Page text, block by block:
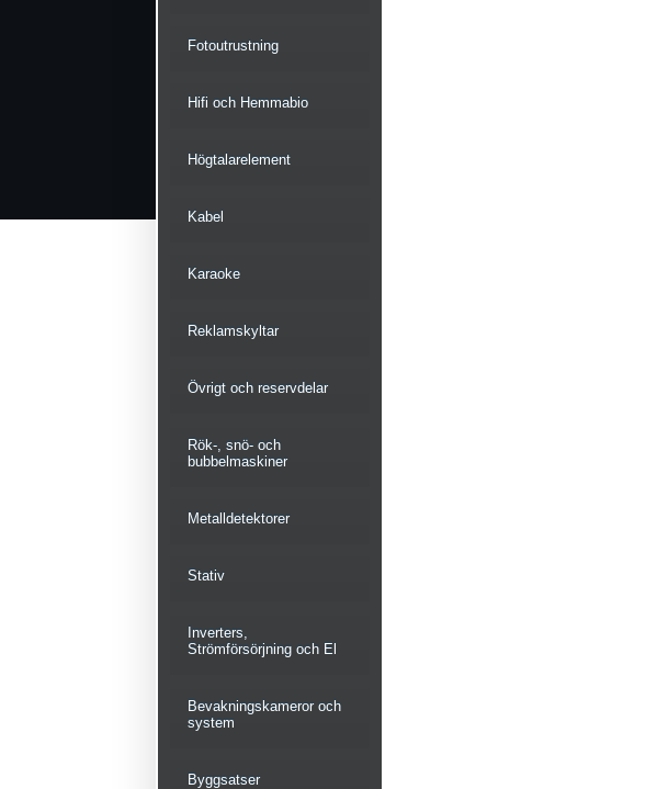
Fotoutrustning
Hifi och Hemmabio
Högtalarelement
Kabel
Karaoke
Reklamskyltar
Övrigt och reservdelar
Rök-, snö- och
bubbelmaskiner
Metalldetektorer
Stativ
Inverters,
Strömförsörjning och El
Bevakningskameror och
system
Byggsatser